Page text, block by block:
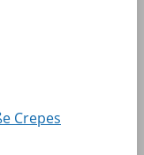
Crepes